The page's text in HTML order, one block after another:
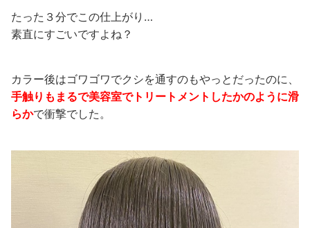
たった３分でこの仕上がり…
素直にすごいですよね？
カラー後はゴワゴワでクシを通すのもやっとだったのに、
手触りもまるで美容室でトリートメントしたかのように滑
らかで衝撃でした。